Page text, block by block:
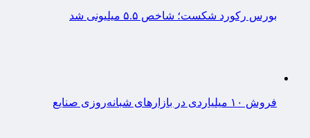
بورس رکورد شکست؛ شاخص ۵.۵ میلیونی شد
فروش ۱۰ میلیاردی در بازارهای شبانه‌روزی صنایع